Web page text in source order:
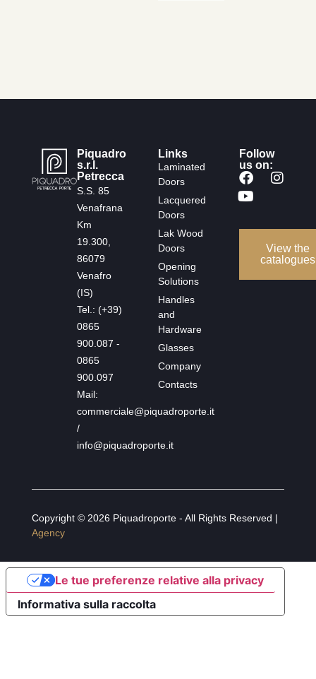
Piquadro
s.r.l.
Petrecca
S.S. 85
Venafrana
Km
19.300,
86079
Venafro
(IS)
Tel.: (+39)
0865
900.087 -
0865
900.097
Mail:
commerciale@piquadroporte.it
/
info@piquadroporte.it
Links
Laminated
Doors
Lacquered
Doors
Lak Wood
Doors
Opening
Solutions
Handles
and
Hardware
Glasses
Company
Contacts
Follow
us on:
View the
catalogues
Copyright © 2026 Piquadroporte - All Rights Reserved |
Agency
Informativa sulla raccolta
Le tue preferenze relative alla privacy